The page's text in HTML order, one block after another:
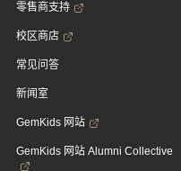
零售商支持
校区商店
常见问答
新闻室
GemKids 网站
GemKids 网站 Alumni Collective